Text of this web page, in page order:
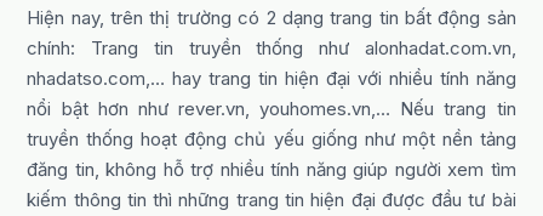
Hiện nay, trên thị trường có 2 dạng trang tin bất động sản
chính: Trang tin truyền thống như alonhadat.com.vn,
nhadatso.com,… hay trang tin hiện đại với nhiều tính năng
nổi bật hơn như rever.vn, youhomes.vn,… Nếu trang tin
truyền thống hoạt động chủ yếu giống như một nền tảng
đăng tin, không hỗ trợ nhiều tính năng giúp người xem tìm
kiếm thông tin thì những trang tin hiện đại được đầu tư bài